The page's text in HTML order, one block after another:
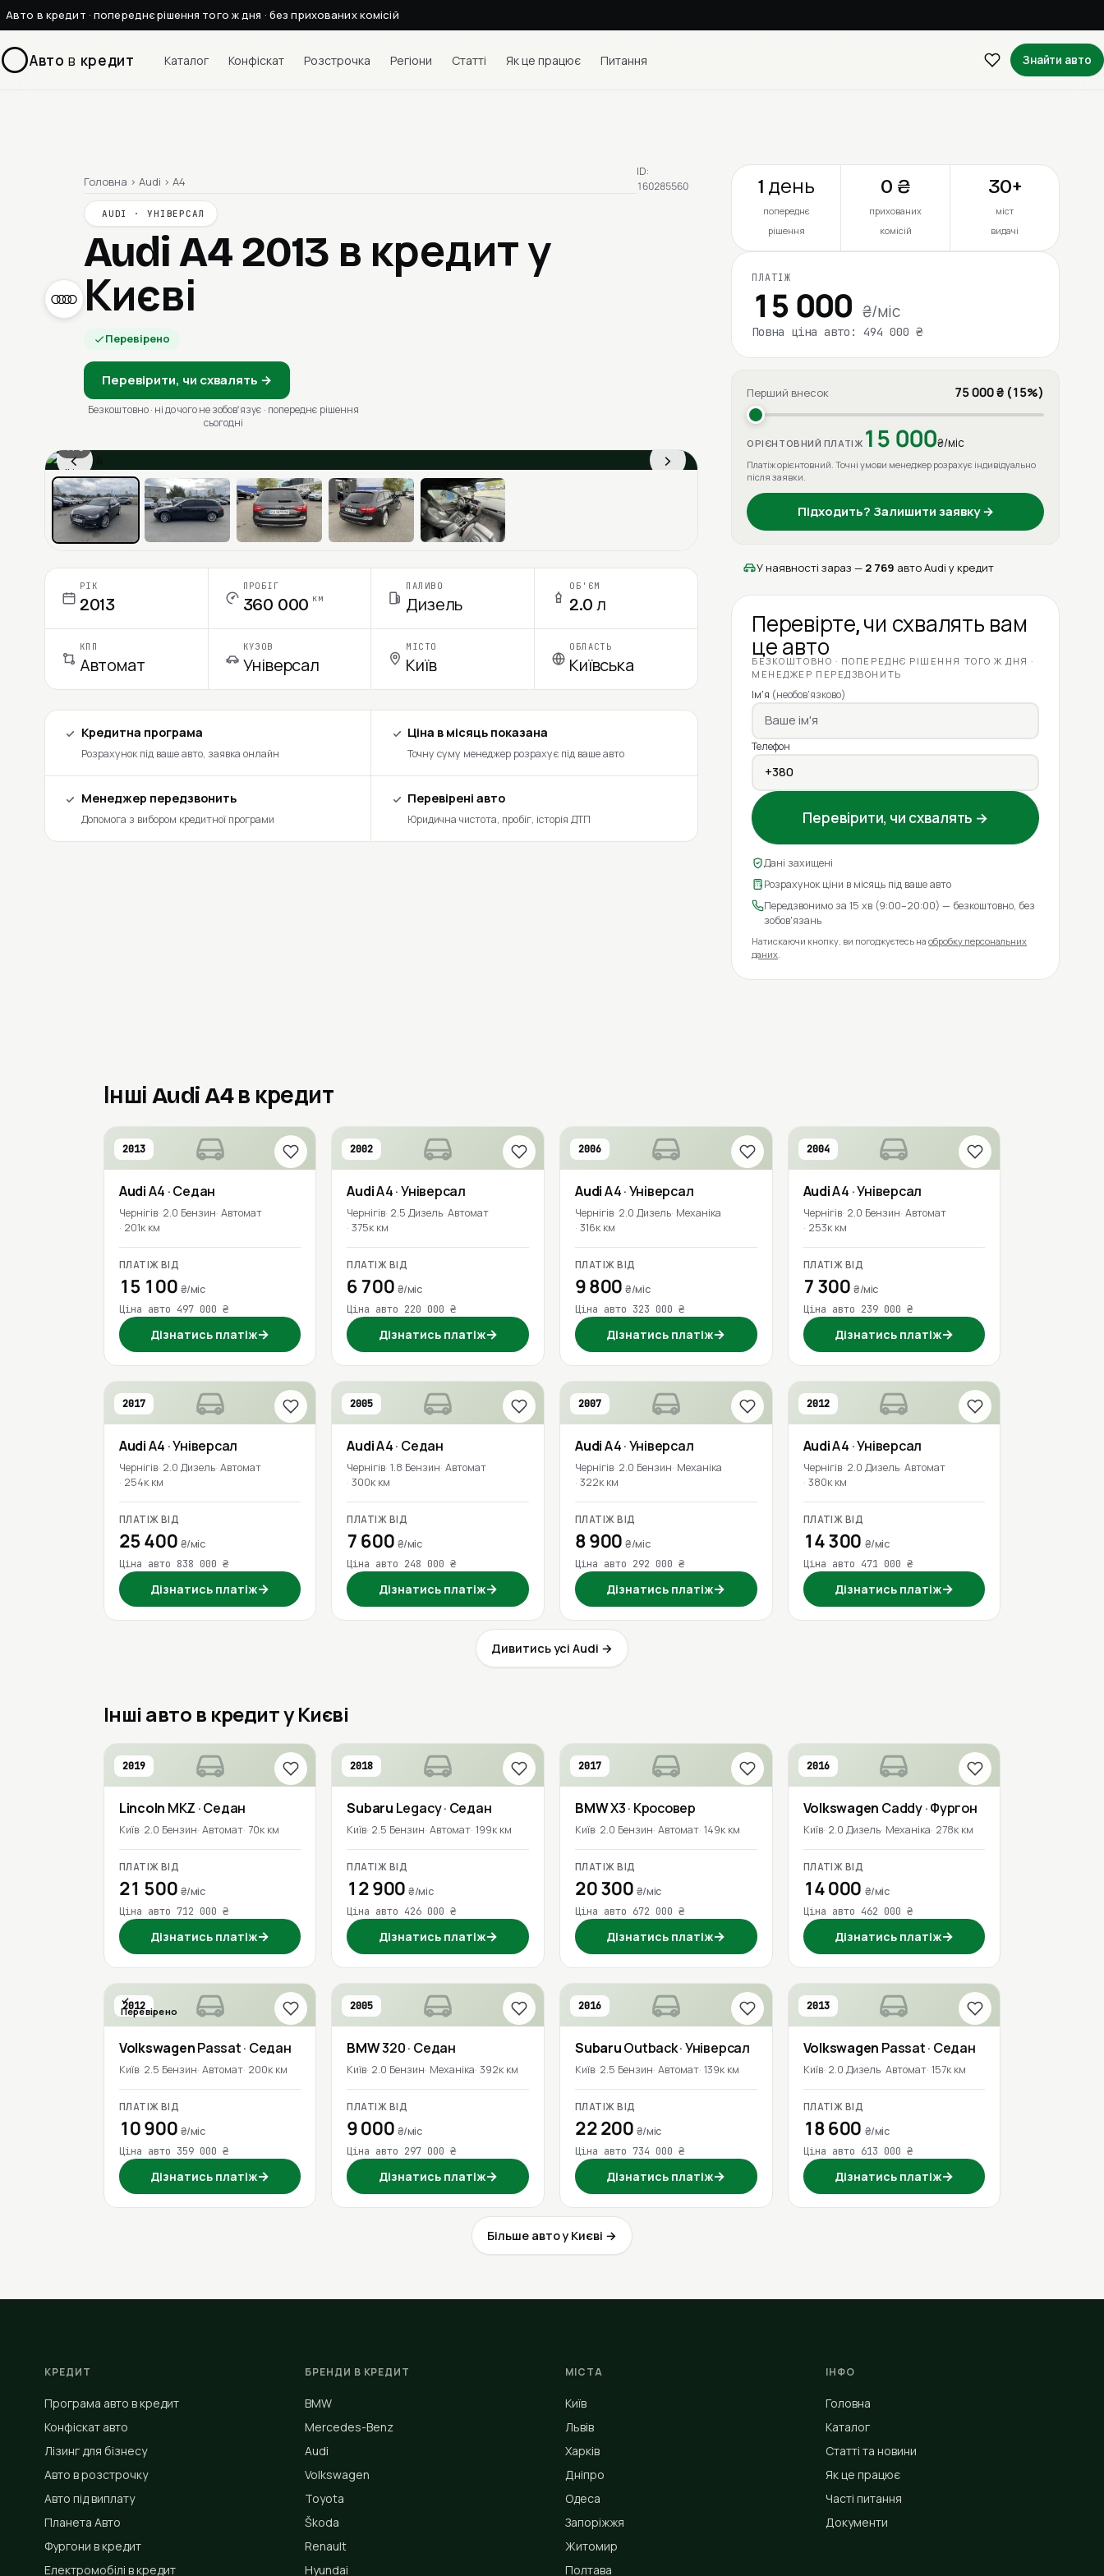
Авто в кредит · попереднє рішення того ж дня · без прихованих комісій
Авто в кредит Каталог Конфіскат Розстрочка Регіони Статті Як це працює Питання Знайти авто
Головна › Audi › A4
AUDI · УНІВЕРСАЛ
Audi A4 2013 в кредит у
Києві
Перевірено
Перевірити, чи схвалять →
Безкоштовно · ні до чого не зобовʼязує · попереднє рішення
сьогодні
ID:
160285560
‹ ›
1 / 6
Ціна в місяць
РІК
2013
ПРОБІГ
360 000 км
ПАЛИВО
Дизель
ОБ'ЄМ
2.0 л
КПП
Автомат
КУЗОВ
Універсал
МІСТО
Київ
ОБЛАСТЬ
Київська
Кредитна програма
Розрахунок під ваше авто, заявка онлайн
Ціна в місяць показана
Точну суму менеджер розрахує під ваше авто
Менеджер передзвонить
Допомога з вибором кредитної програми
Перевірені авто
Юридична чистота, пробіг, історія ДТП
1 день
попереднє
рішення
0 ₴
прихованих
комісій
30+
міст
видачі
ПЛАТІЖ
15 000 ₴/міс
Повна ціна авто: 494 000 ₴
Перший внесок 75 000 ₴ (15%)
ОРІЄНТОВНИЙ ПЛАТІЖ 15 000₴/міс
Платіж орієнтовний. Точні умови менеджер розрахує індивідуально
після заявки.
Підходить? Залишити заявку →
У наявності зараз — 2 769 авто Audi у кредит
Перевірте, чи схвалять вам
це авто
БЕЗКОШТОВНО · ПОПЕРЕДНЄ РІШЕННЯ ТОГО Ж ДНЯ ·
МЕНЕДЖЕР ПЕРЕДЗВОНИТЬ
Ім'я (необов'язково)
Телефон
Перевірити, чи схвалять →
Дані захищені
Розрахунок ціни в місяць під ваше авто
Передзвонимо за 15 хв (9:00–20:00) — безкоштовно, без
зобов'язань
Натискаючи кнопку, ви погоджуєтесь наобробку персональних
даних
Інші Audi A4 в кредит
2013
AudiA4 · Седан
Чернігів 2.0 Бензин Автомат
201к км
ПЛАТІЖ ВІД
15 100 ₴/міс
Ціна авто 497 000 ₴
Дізнатись платіж→
2002
AudiA4· Універсал
Чернігів 2.5 Дизель Автомат
375к км
ПЛАТІЖ ВІД
6 700 ₴/міс
Ціна авто 220 000 ₴
Дізнатись платіж→
2006
AudiA4· Універсал
Чернігів 2.0 Дизель Механіка
316к км
ПЛАТІЖ ВІД
9 800₴/міс
Ціна авто 323 000 ₴
Дізнатись платіж→
2004
AudiA4 · Універсал
Чернігів 2.0 Бензин Автомат
253к км
ПЛАТІЖ ВІД
7 300 ₴/міс
Ціна авто 239 000 ₴
Дізнатись платіж→
2017
AudiA4 · Універсал
Чернігів 2.0 Дизель Автомат
254к км
ПЛАТІЖ ВІД
25 400 ₴/міс
Ціна авто 838 000 ₴
Дізнатись платіж→
2005
AudiA4· Седан
Чернігів 1.8 Бензин Автомат
300к км
ПЛАТІЖ ВІД
7 600 ₴/міс
Ціна авто 248 000 ₴
Дізнатись платіж→
2007
AudiA4· Універсал
Чернігів 2.0 Бензин Механіка
322к км
ПЛАТІЖ ВІД
8 900₴/міс
Ціна авто 292 000 ₴
Дізнатись платіж→
2012
AudiA4 · Універсал
Чернігів 2.0 Дизель Автомат
380к км
ПЛАТІЖ ВІД
14 300 ₴/міс
Ціна авто 471 000 ₴
Дізнатись платіж→
Дивитись усі Audi →
Інші авто в кредит у Києві
2019
Lincoln MKZ · Седан
Київ 2.0 Бензин Автомат 70к км
ПЛАТІЖ ВІД
21 500 ₴/міс
Ціна авто 712 000 ₴
Дізнатись платіж→
2018
Subaru Legacy· Седан
Київ 2.5 Бензин Автомат 199к км
ПЛАТІЖ ВІД
12 900₴/міс
Ціна авто 426 000 ₴
Дізнатись платіж→
2017
BMWX3· Кросовер
Київ 2.0 Бензин Автомат 149к км
ПЛАТІЖ ВІД
20 300 ₴/міс
Ціна авто 672 000 ₴
Дізнатись платіж→
2016
Volkswagen Caddy· Фургон
Київ 2.0 Дизель Механіка 278к км
ПЛАТІЖ ВІД
14 000 ₴/міс
Ціна авто 462 000 ₴
Дізнатись платіж→
2012
Перевірено
VolkswagenPassat· Седан
Київ 2.5 Бензин Автомат 200к км
ПЛАТІЖ ВІД
10 900 ₴/міс
Ціна авто 359 000 ₴
Дізнатись платіж→
2005
BMW320· Седан
Київ 2.0 Бензин Механіка 392к км
ПЛАТІЖ ВІД
9 000 ₴/міс
Ціна авто 297 000 ₴
Дізнатись платіж→
2016
SubaruOutback· Універсал
Київ 2.5 Бензин Автомат 139к км
ПЛАТІЖ ВІД
22 200 ₴/міс
Ціна авто 734 000 ₴
Дізнатись платіж→
2013
Volkswagen Passat· Седан
Київ 2.0 Дизель Автомат 157к км
ПЛАТІЖ ВІД
18 600 ₴/міс
Ціна авто 613 000 ₴
Дізнатись платіж→
Більше авто у Києві →
КРЕДИТ
Програма авто в кредит
Конфіскат авто
Лізинг для бізнесу
Авто в розстрочку
Авто під виплату
Планета Авто
Фургони в кредит
Електромобілі в кредит
БРЕНДИ В КРЕДИТ
BMW
Mercedes-Benz
Audi
Volkswagen
Toyota
Škoda
Renault
Hyundai
МІСТА
Київ
Львів
Харків
Дніпро
Одеса
Запоріжжя
Житомир
Полтава
ІНФО
Головна
Каталог
Статті та новини
Як це працює
Часті питання
Документи